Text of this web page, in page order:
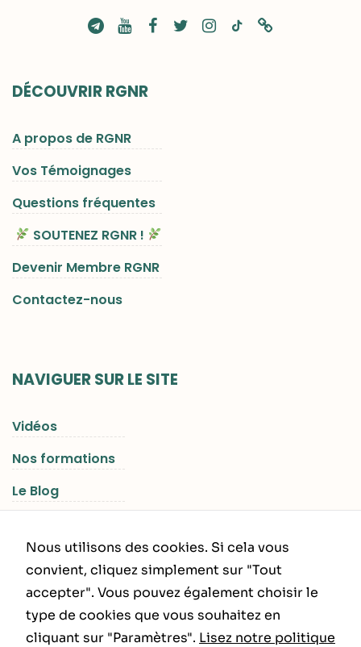
DÉCOUVRIR RGNR
A propos de RGNR
Vos Témoignages
Questions fréquentes
SOUTENEZ RGNR !
Devenir Membre RGNR
Contactez-nous
NAVIGUER SUR LE SITE
Vidéos
Nos formations
Le Blog
INFORMATIONS LÉGALES
Nous utilisons des cookies. Si cela vous
convient, cliquez simplement sur "Tout
accepter". Vous pouvez également choisir le
type de cookies que vous souhaitez en
cliquant sur "Paramètres". Lisez notre politique